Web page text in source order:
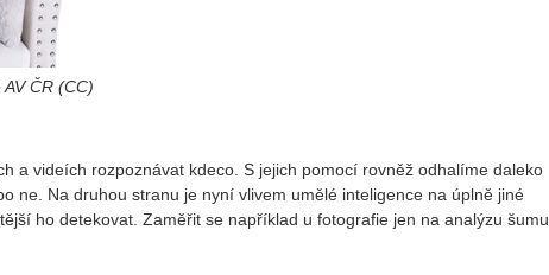
ČR (CC)
a videích rozpoznávat kdeco. S jejich pomocí rovněž odhalíme daleko
ne. Na druhou stranu je nyní vlivem umělé inteligence na úplně jiné
ho detekovat. Zaměřit se například u fotografie jen na analýzu šumu